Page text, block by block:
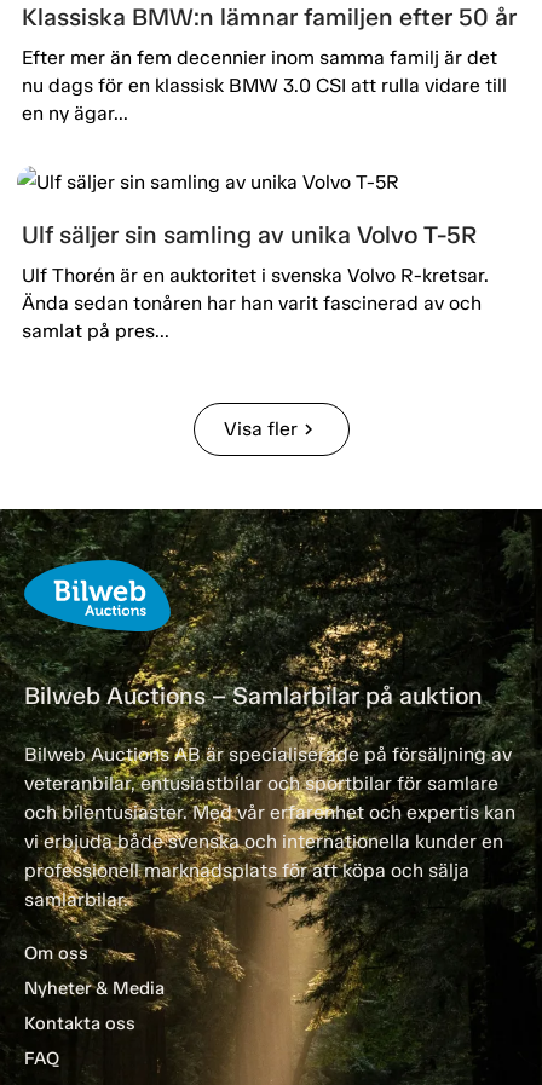
Klassiska BMW:n lämnar familjen efter 50 år
Efter mer än fem decennier inom samma familj är det
nu dags för en klassisk BMW 3.0 CSI att rulla vidare till
en ny ägar...
Ulf säljer sin samling av unika Volvo T-5R
Ulf Thorén är en auktoritet i svenska Volvo R-kretsar.
Ända sedan tonåren har han varit fascinerad av och
samlat på pres...
Visa flerchevron_right
Bilweb Auctions – Samlarbilar på auktion
Bilweb Auctions AB är specialiserade på försäljning av
veteranbilar, entusiastbilar och sportbilar för samlare
och bilentusiaster. Med vår erfarenhet och expertis kan
vi erbjuda både svenska och internationella kunder en
professionell marknadsplats för att köpa och sälja
samlarbilar.
Om oss
Nyheter & Media
Kontakta oss
FAQ